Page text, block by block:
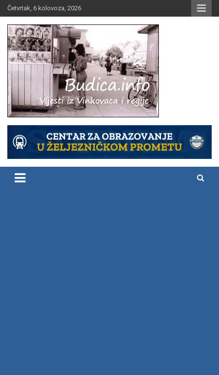
Skip
to
content
Četvrtak, 6 kolovoza, 2026
Budica.info